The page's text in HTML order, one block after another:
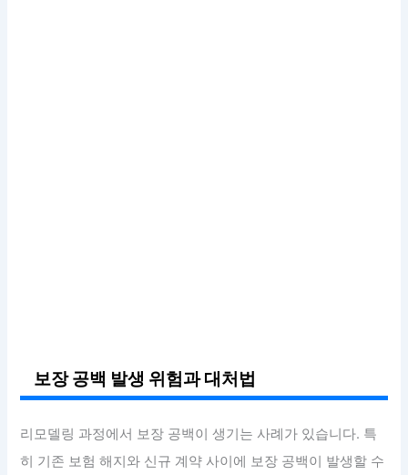
보장 공백 발생 위험과 대처법
리모델링 과정에서 보장 공백이 생기는 사례가 있습니다. 특
히 기존 보험 해지와 신규 계약 사이에 보장 공백이 발생할 수